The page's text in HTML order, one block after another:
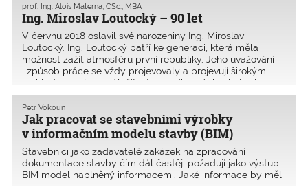
Ing. Miroslav Loutocký – 90 let
prof. Ing. Alois Materna, CSc., MBA
V červnu 2018 oslavil své narozeniny Ing. Miroslav
Loutocký. Ing. Loutocký patří ke generaci, která měla
možnost zažít atmosféru první republiky. Jeho uvažování
i způsob práce se vždy projevovaly a projevují širokým
rozhledem nejen v záležitostech odborných, ale i kul
Jak pracovat se stavebními výrobky
v informačním modelu stavby (BIM)
Petr Vokoun
Stavebníci jako zadavatelé zakázek na zpracování
dokumentace stavby čím dál častěji požadují jako výstup
BIM model naplněný informacemi. Jaké informace by měl